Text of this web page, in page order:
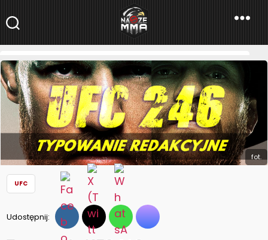
NaszeMMA
NaszeMMA.pl»Aktualności»Świat»UFC»Typowanie UFC 246
fot.
UFC
Udostępnij: